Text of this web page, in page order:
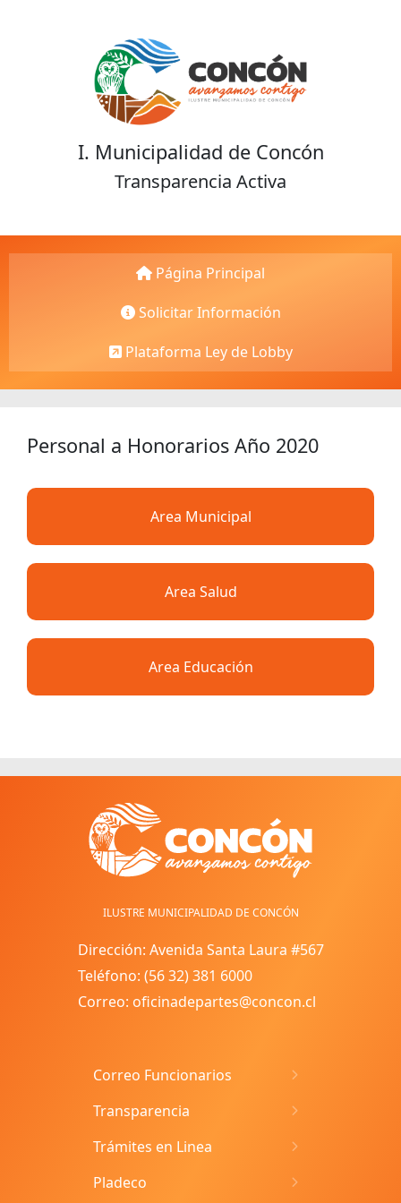
I. Municipalidad de Concón
Transparencia Activa
Página Principal
Solicitar Información
Plataforma Ley de Lobby
Personal a Honorarios Año 2020
Area Municipal
Area Salud
Area Educación
ILUSTRE MUNICIPALIDAD DE CONCÓN
Dirección: Avenida Santa Laura #567
Teléfono: (56 32) 381 6000
Correo: oficinadepartes@concon.cl
Correo Funcionarios
Transparencia
Trámites en Linea
Pladeco